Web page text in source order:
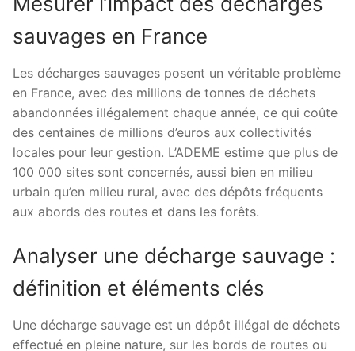
sauvages en France
Les décharges sauvages posent un véritable problème
en France, avec des millions de tonnes de déchets
abandonnées illégalement chaque année, ce qui coûte
des centaines de millions d’euros aux collectivités
locales pour leur gestion. L’ADEME estime que plus de
100 000 sites sont concernés, aussi bien en milieu
urbain qu’en milieu rural, avec des dépôts fréquents
aux abords des routes et dans les forêts.
Analyser une décharge sauvage :
définition et éléments clés
Une décharge sauvage est un dépôt illégal de déchets
effectué en pleine nature, sur les bords de routes ou